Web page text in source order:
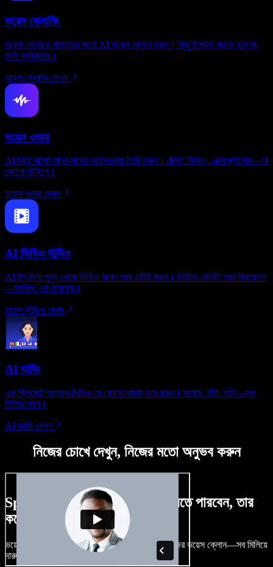
ভয়েস ক্লোনিং
কয়েক সেকেন্ডে বাস্তবের মতো AI ভয়েস ক্লোন করুন। কিছু ইনস্টল করতে হবে না,
সবই ব্রাউজারে।
ভয়েস ক্লোনিং দেখুন
ভয়েস ওভার
AI দিয়ে ঝটপট মানব-মানের ভয়েসওভার তৈরি করুন। টেক্সট, ভিডিও, এক্সপ্লেইনার—যে
কোনো স্টাইলে।
ভয়েস ওভার দেখুন
AI ভিডিও স্টুডিও
AI টুল দিয়ে শূন্য থেকে ভিডিও বানান আর এডিট করুন। ভিডিও এডিটিং আর ক্রিয়েশন
—সবকিছু এক জায়গায়।
ভয়েস স্টুডিও দেখুন
AI ডাবিং
এক ক্লিকেই আপনার ভিডিও যে কোনো ভাষায় ডাব করুন। ভয়েস, টোন, গতি—সব
মিলিয়ে যাবে।
AI ডাবিং দেখুন
নিজের চোখে দেখুন, নিজের মতো অনুভব করুন
Speechify Studio দিয়ে কী কী করতে পারবেন, তার
কয়েকটা উদাহরণ দেখুন
ভয়েসওভার, রয়্যালটি-ফ্রি ছবি, অডিও, ভিডিও যোগ, নিজের ভয়েস ক্লোন—সব মিলিয়ে
দারুণ মনে রাখার মতো অডিও-ভিডিও প্রজেক্ট বানান।